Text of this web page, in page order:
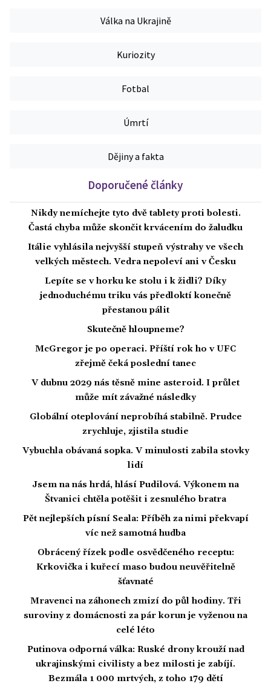
Válka na Ukrajině
Kuriozity
Fotbal
Úmrtí
Dějiny a fakta
Doporučené články
Nikdy nemíchejte tyto dvě tablety proti bolesti.
Častá chyba může skončit krvácením do žaludku
Itálie vyhlásila nejvyšší stupeň výstrahy ve všech
velkých městech. Vedra nepoleví ani v Česku
Lepíte se v horku ke stolu i k židli? Díky
jednoduchému triku vás předloktí konečně
přestanou pálit
Skutečně hloupneme?
McGregor je po operaci. Příští rok ho v UFC
zřejmě čeká poslední tanec
V dubnu 2029 nás těsně mine asteroid. I průlet
může mít závažné následky
Globální oteplování neprobíhá stabilně. Prudce
zrychluje, zjistila studie
Vybuchla obávaná sopka. V minulosti zabila stovky
lidí
Jsem na nás hrdá, hlásí Pudilová. Výkonem na
Štvanici chtěla potěšit i zesnulého bratra
Pět nejlepších písní Seala: Příběh za nimi překvapí
víc než samotná hudba
Obrácený řízek podle osvědčeného receptu:
Krkovička i kuřecí maso budou neuvěřitelně
šťavnaté
Mravenci na záhonech zmizí do půl hodiny. Tři
suroviny z domácnosti za pár korun je vyženou na
celé léto
Putinova odporná válka: Ruské drony krouží nad
ukrajinskými civilisty a bez milosti je zabíjí.
Bezmála 1 000 mrtvých, z toho 179 dětí